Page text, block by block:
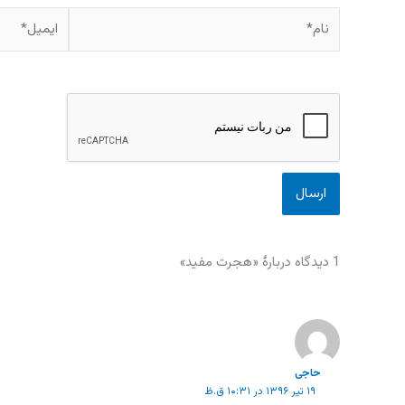
1 دیدگاه دربارهٔ «هجرت مفید»
حاجی
۱۹ تیر ۱۳۹۶ در ۱۰:۳۱ ق.ظ